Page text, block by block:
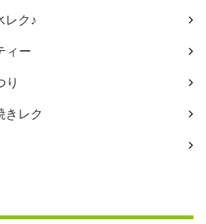
レク♪
ィー
り
レク